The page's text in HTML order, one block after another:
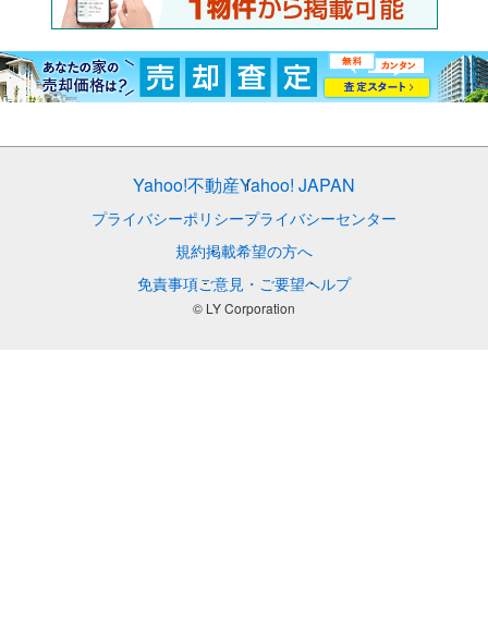
Yahoo!不動産Yahoo! JAPAN
プライバシーポリシープライバシーセンター
規約掲載希望の方へ
免責事項ご意見・ご要望ヘルプ
© LY Corporation